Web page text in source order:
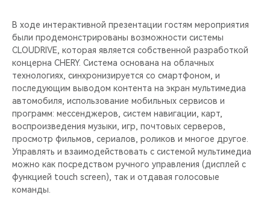
В ходе интерактивной презентации гостям мероприятия
были продемонстрированы возможности системы
CLOUDRIVE, которая является собственной разработкой
концерна CHERY. Система основана на облачных
технологиях, синхронизируется со смартфоном, и
последующим выводом контента на экран мультимедиа
автомобиля, использование мобильных сервисов и
программ: мессенджеров, систем навигации, карт,
воспроизведения музыки, игр, почтовых серверов,
просмотр фильмов, сериалов, роликов и многое другое.
Управлять и взаимодействовать с системой мультимедиа
можно как посредством ручного управления (дисплей с
функцией touch screen), так и отдавая голосовые
команды.